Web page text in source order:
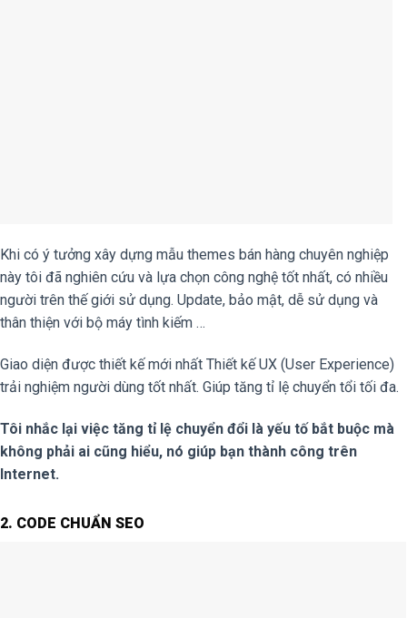
Khi có ý tưởng xây dựng mẫu themes bán hàng chuyên nghiệp
này tôi đã nghiên cứu và lựa chọn công nghệ tốt nhất, có nhiều
người trên thế giới sử dụng. Update, bảo mật, dễ sử dụng và
thân thiện với bộ máy tình kiếm …
Giao diện được thiết kế mới nhất Thiết kế UX (User Experience)
trải nghiệm người dùng tốt nhất. Giúp tăng tỉ lệ chuyển tổi tối đa.
Tôi nhắc lại việc tăng tỉ lệ chuyển đổi là yếu tố bắt buộc mà
không phải ai cũng hiểu, nó giúp bạn thành công trên
Internet.
2. CODE CHUẨN SEO